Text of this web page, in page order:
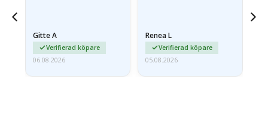
Gitte A
Verifierad köpare
06.08.2026
Renea L
Verifierad köpare
05.08.2026